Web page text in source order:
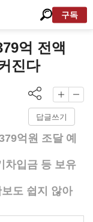
구독
억 전액
진다
답글쓰기
억원 조달 예
차입금 등 보유
도 쉽지 않아